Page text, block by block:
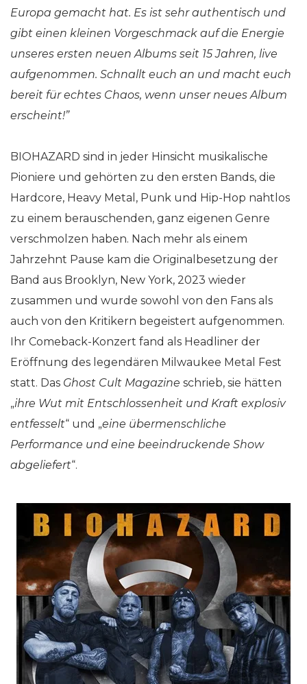
Europa gemacht hat. Es ist sehr authentisch und
gibt einen kleinen Vorgeschmack auf die Energie
unseres ersten neuen Albums seit 15 Jahren, live
aufgenommen. Schnallt euch an und macht euch
bereit für echtes Chaos, wenn unser neues Album
erscheint!”
BIOHAZARD sind in jeder Hinsicht musikalische
Pioniere und gehörten zu den ersten Bands, die
Hardcore, Heavy Metal, Punk und Hip-Hop nahtlos
zu einem berauschenden, ganz eigenen Genre
verschmolzen haben. Nach mehr als einem
Jahrzehnt Pause kam die Originalbesetzung der
Band aus Brooklyn, New York, 2023 wieder
zusammen und wurde sowohl von den Fans als
auch von den Kritikern begeistert aufgenommen.
Ihr Comeback-Konzert fand als Headliner der
Eröffnung des legendären Milwaukee Metal Fest
statt. Das Ghost Cult Magazine schrieb, sie hätten
„ihre Wut mit Entschlossenheit und Kraft explosiv
entfesselt“ und „eine übermenschliche
Performance und eine beeindruckende Show
abgeliefert“.